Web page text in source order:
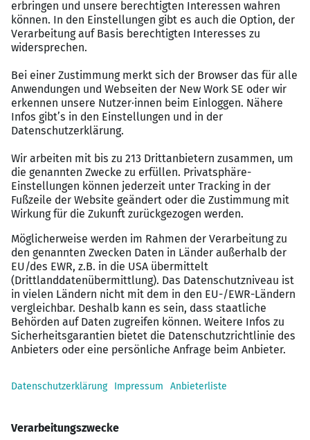
Ihr Profil
abgeschlossene technische oder
Baubranche, z. B. zum Bauzeichner, Bautechniker
oder Bauingenieur (m/w/d)
zuverl&auml;ssig und belastbar sowie
Arbeitsweise
kommunikations- und teamf&auml;hig
gute MS Office-Kenntnisse
direkt nach der Ausbildung &ndash; kein
Problem, bei uns gibt es eine umfassende
Einarbeitung
Wir bieten
faire Verg&uuml;tung und attraktive
soziale Absicherung wie